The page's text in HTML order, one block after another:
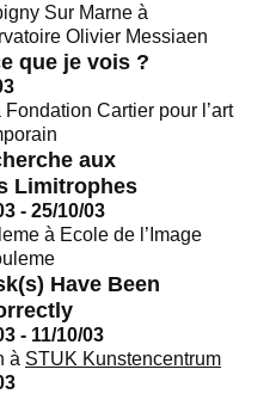
Sur Marne à
Olivier Messiaen
que je vois ?
Fondation Cartier pour l’art
aux
Limitrophes
- 25/10/03
à Ecole de l’Image
Have Been
- 11/10/03
à STUK Kunstencentrum